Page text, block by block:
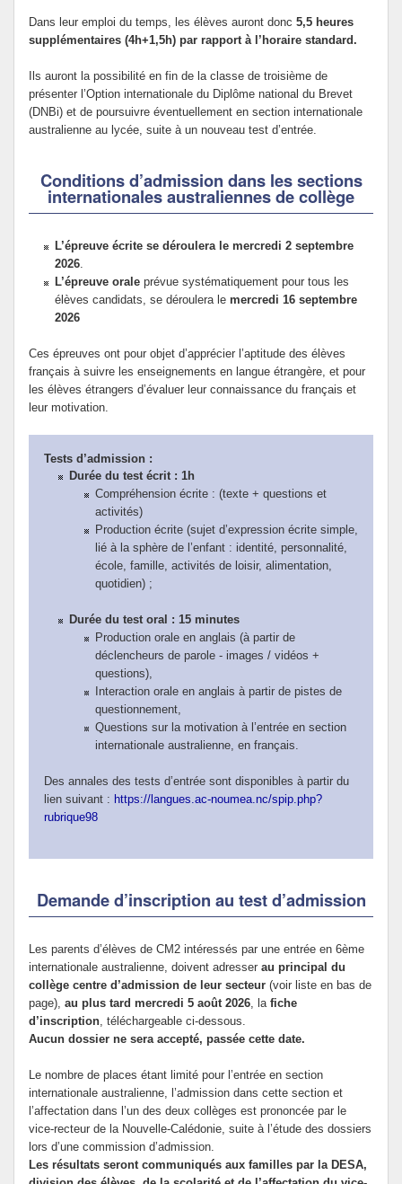
Dans leur emploi du temps, les élèves auront donc 5,5 heures
supplémentaires (4h+1,5h) par rapport à l’horaire standard.
Ils auront la possibilité en fin de la classe de troisième de
présenter l’Option internationale du Diplôme national du Brevet
(DNBi) et de poursuivre éventuellement en section internationale
australienne au lycée, suite à un nouveau test d’entrée.
Conditions d’admission dans les sections
internationales australiennes de collège
L’épreuve écrite se déroulera le mercredi 2 septembre
2026.
L’épreuve oraleprévue systématiquement pour tous les
élèves candidats, se déroulera le mercredi 16 septembre
2026
Ces épreuves ont pour objet d’apprécier l’aptitude des élèves
français à suivre les enseignements en langue étrangère, et pour
les élèves étrangers d’évaluer leur connaissance du français et
leur motivation.
Tests d’admission :
Durée du test écrit : 1h
Compréhension écrite : (texte + questions et
activités)
Production écrite (sujet d’expression écrite simple,
lié à la sphère de l’enfant : identité, personnalité,
école, famille, activités de loisir, alimentation,
quotidien) ;
Durée du test oral : 15 minutes
Production orale en anglais (à partir de
déclencheurs de parole - images / vidéos +
questions),
Interaction orale en anglais à partir de pistes de
questionnement,
Questions sur la motivation à l’entrée en section
internationale australienne, en français.
Des annales des tests d’entrée sont disponibles à partir du
lien suivant : https://langues.ac-noumea.nc/spip.php?
rubrique98
Demande d’inscription au test d’admission
Les parents d’élèves de CM2 intéressés par une entrée en 6ème
internationale australienne, doivent adresser au principal du
collège centre d’admission de leur secteur (voir liste en bas de
page), au plus tard mercredi 5 août 2026 , la fiche
d’inscription , téléchargeable ci-dessous.
Aucun dossier ne sera accepté, passée cette date.
Le nombre de places étant limité pour l’entrée en section
internationale australienne, l’admission dans cette section et
l’affectation dans l’un des deux collèges est prononcée par le
vice-recteur de la Nouvelle-Calédonie, suite à l’étude des dossiers
lors d’une commission d’admission.
Les résultats seront communiqués aux familles par la DESA,